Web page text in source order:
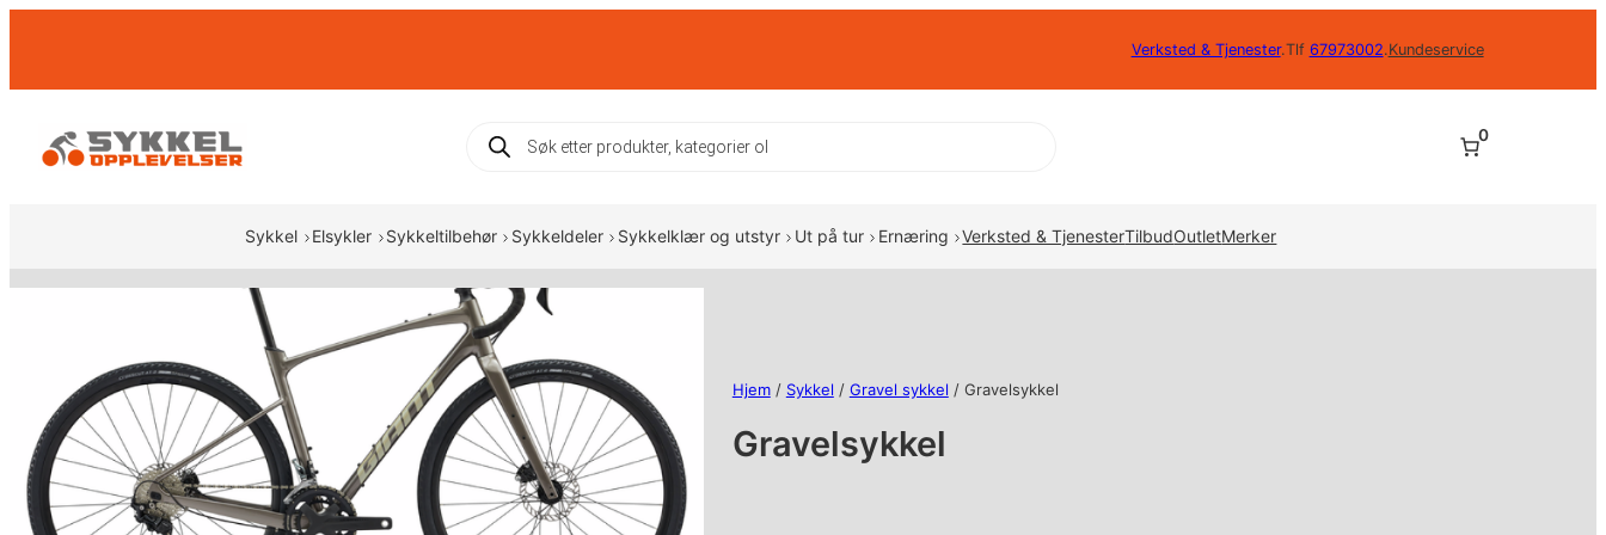
Verksted & Tjenester.Tlf 67973002.Kundeservice
Products
search
0
Sykkel Elsykler Sykkeltilbehør Sykkeldeler Sykkelklær og utstyr Ut på tur Ernæring Verksted & TjenesterTilbudOutletMerker
Hjem/ Sykkel / Gravel sykkel / Gravelsykkel
Gravelsykkel